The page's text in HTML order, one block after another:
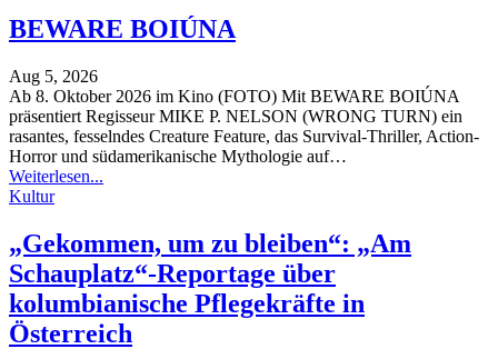
BEWARE BOIÚNA
Aug 5, 2026
Ab 8. Oktober 2026 im Kino (FOTO) Mit BEWARE BOIÚNA
präsentiert Regisseur MIKE P. NELSON (WRONG TURN) ein
rasantes, fesselndes Creature Feature, das Survival-Thriller, Action-
Horror und südamerikanische Mythologie auf…
Weiterlesen...
Kultur
„Gekommen, um zu bleiben“: „Am
Schauplatz“-Reportage über
kolumbianische Pflegekräfte in
Österreich